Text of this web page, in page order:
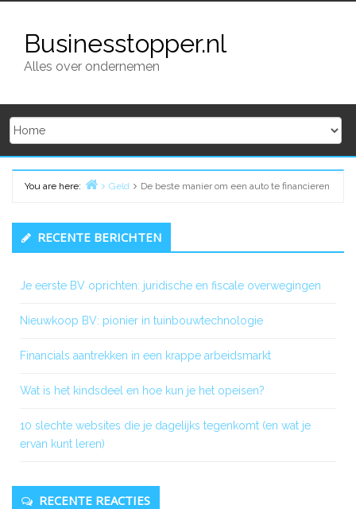
contentBusinesstopper.nl
Alles over ondernemen
You are here:
Geld De beste manier om een ​​auto te financieren
Primary
Sidebar
RECENTE BERICHTEN
Je eerste BV oprichten: juridische en fiscale overwegingen
Nieuwkoop BV: pionier in tuinbouwtechnologie
Financials aantrekken in een krappe arbeidsmarkt
Wat is het kindsdeel en hoe kun je het opeisen?
10 slechte websites die je dagelijks tegenkomt (en wat je
ervan kunt leren)
RECENTE REACTIES